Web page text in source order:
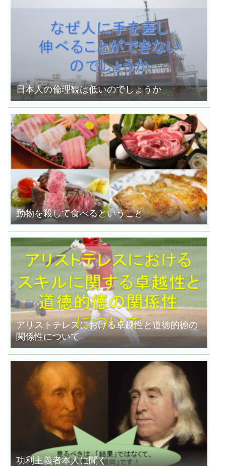
日本人の倫理観は低いのでしょうか
動物を殺して食べるということ
アリストテレスにおける卓越性と道徳的徳の
関係性について
功利主義者本人に聞く